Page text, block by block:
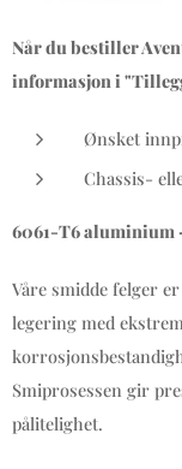
Når du bestiller
informasjon i
Ønsket
Chassis-
6061-T6 aluminium
Våre smidde felger
legering med
Smiprosessen gir
pålitelighet.